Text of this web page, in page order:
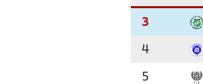
3
4
5